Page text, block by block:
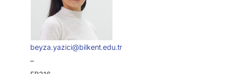
beyza.yazici@bilkent.edu.tr
–